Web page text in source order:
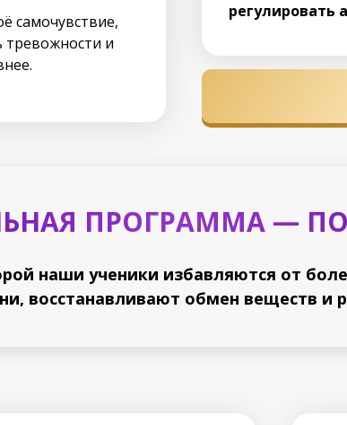
самочувствие,
тревожности и
ПРОГРАММА —
наши ученики избавляются от
восстанавливают обмен веществ и
регулировать